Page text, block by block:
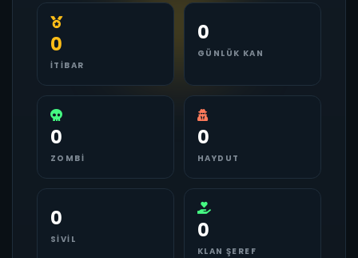
0
İTIBAR
0
GÜNLÜK KAN
0
ZOMBI
0
HAYDUT
0
SIVIL 0
KLAN ŞEREF